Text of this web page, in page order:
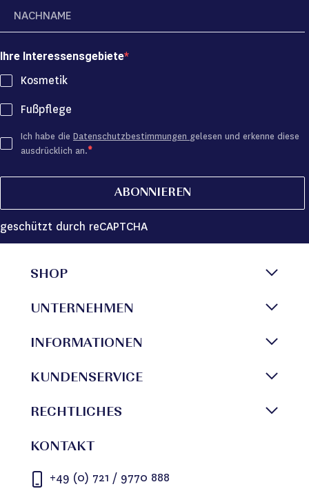
Ihre Interessensgebiete
Kosmetik
Fußpflege
Ich habe die Datenschutzbestimmungen gelesen und erkenne diese
ausdrücklich an.
ABONNIEREN
geschützt durch reCAPTCHA
SHOP
UNTERNEHMEN
INFORMATIONEN
KUNDENSERVICE
RECHTLICHES
KONTAKT
+49 (0) 721 / 9770 888